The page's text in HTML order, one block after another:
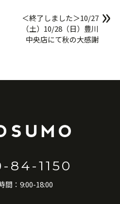
＜終了しました＞10/27
（土）10/28（日）豊川
中央店にて秋の大感謝
»
84-1150
間：9:00-18:00